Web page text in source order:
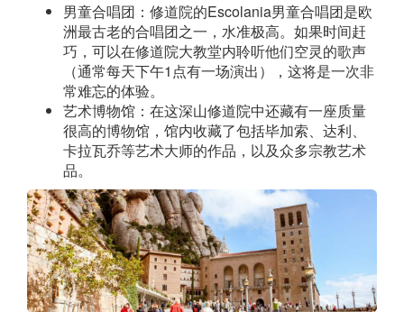
男童合唱团：修道院的Escolania男童合唱团是欧
洲最古老的合唱团之一，水准极高。如果时间赶
巧，可以在修道院大教堂内聆听他们空灵的歌声
（通常每天下午1点有一场演出），这将是一次非
常难忘的体验。
艺术博物馆：在这深山修道院中还藏有一座质量
很高的博物馆，馆内收藏了包括毕加索、达利、
卡拉瓦乔等艺术大师的作品，以及众多宗教艺术
品。